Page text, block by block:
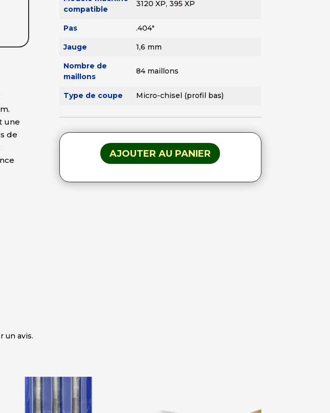
une
de
compatible
3120 XP, 395 XP
Pas .404"
Jauge 1,6 mm
Nombre de
maillons
84 maillons
Type de coupe Micro-chisel (profil bas)
AJOUTER AU PANIER
un avis.